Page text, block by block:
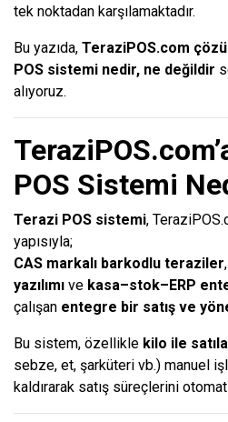
tek noktadan karşılamaktadır.
Bu yazıda, TeraziPOS.com
POS sistemi nedir, ne değildir
alıyoruz.
POS Sistemi
Terazi POS sistemi,
yapısıyla;
CAS markalı barkodlu teraziler,
yazılımı ve kasa–stok–ERP
çalışan entegre bir satış ve
Bu sistem, özellikle kilo ile
sebze, et, şarküteri vb.) manuel
kaldırarak satış süreçlerini